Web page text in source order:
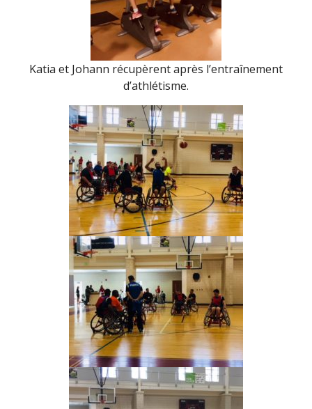
Katia et Johann récupèrent après l’entraînement
d’athlétisme.